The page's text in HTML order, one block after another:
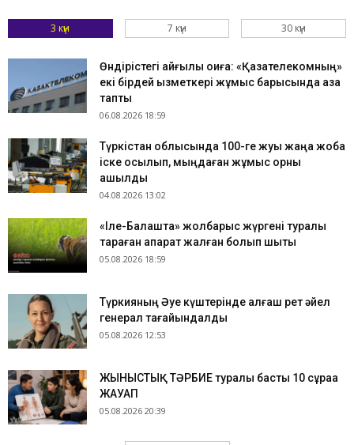
3 күн 7 күн 30 күн
Өндірістегі қайғылы оқиға: «Қазақтелекомның»
екі бірдей қызметкері жұмыс барысында қаза
тапты
06.08.2026 18:59
Түркістан облысында 100-ге жуық жаңа жоба
іске қосылып, мыңдаған жұмыс орны
ашылды
04.08.2026 13:02
«Іле-Балқашта» жолбарыс жүргені туралы
тараған ақпарат жалған болып шықты
05.08.2026 18:59
Түркияның Әуе күштерінде алғаш рет әйел
генерал тағайындалды
05.08.2026 12:53
ЖЫНЫСТЫҚ ТӘРБИЕ туралы басты 10 сұраққа
ЖАУАП
05.08.2026 20:39